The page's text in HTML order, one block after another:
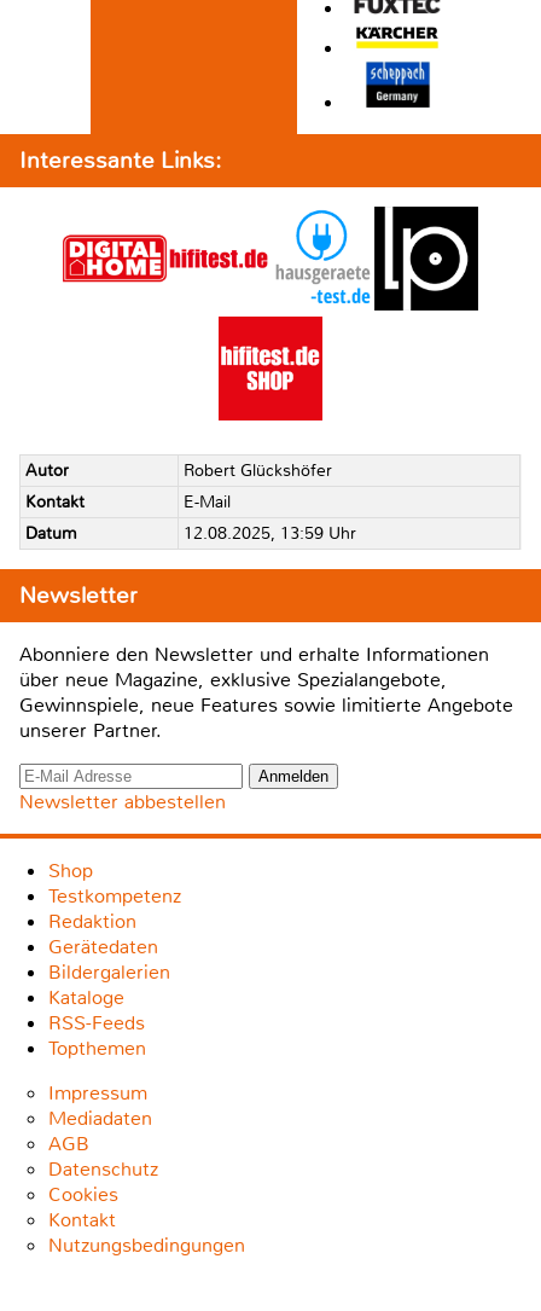
Interessante Links:
Autor
Robert Glückshöfer
Kontakt
E-Mail
Datum
12.08.2025, 13:59 Uhr
Newsletter
Abonniere den Newsletter und erhalte Informationen
über neue Magazine, exklusive Spezialangebote,
Gewinnspiele, neue Features sowie limitierte Angebote
unserer Partner.
Newsletter abbestellen
Shop
Testkompetenz
Redaktion
Gerätedaten
Bildergalerien
Kataloge
RSS-Feeds
Topthemen
Impressum
Mediadaten
AGB
Datenschutz
Cookies
Kontakt
Nutzungsbedingungen